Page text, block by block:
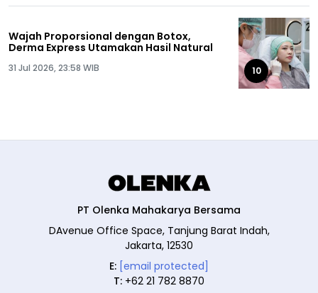
Wajah Proporsional dengan Botox,
Derma Express Utamakan Hasil Natural
31 Jul 2026, 23:58 WIB 10
PT Olenka Mahakarya Bersama
DAvenue Office Space, Tanjung Barat Indah,
Jakarta, 12530
E: [email protected]
T: +62 21 782 8870